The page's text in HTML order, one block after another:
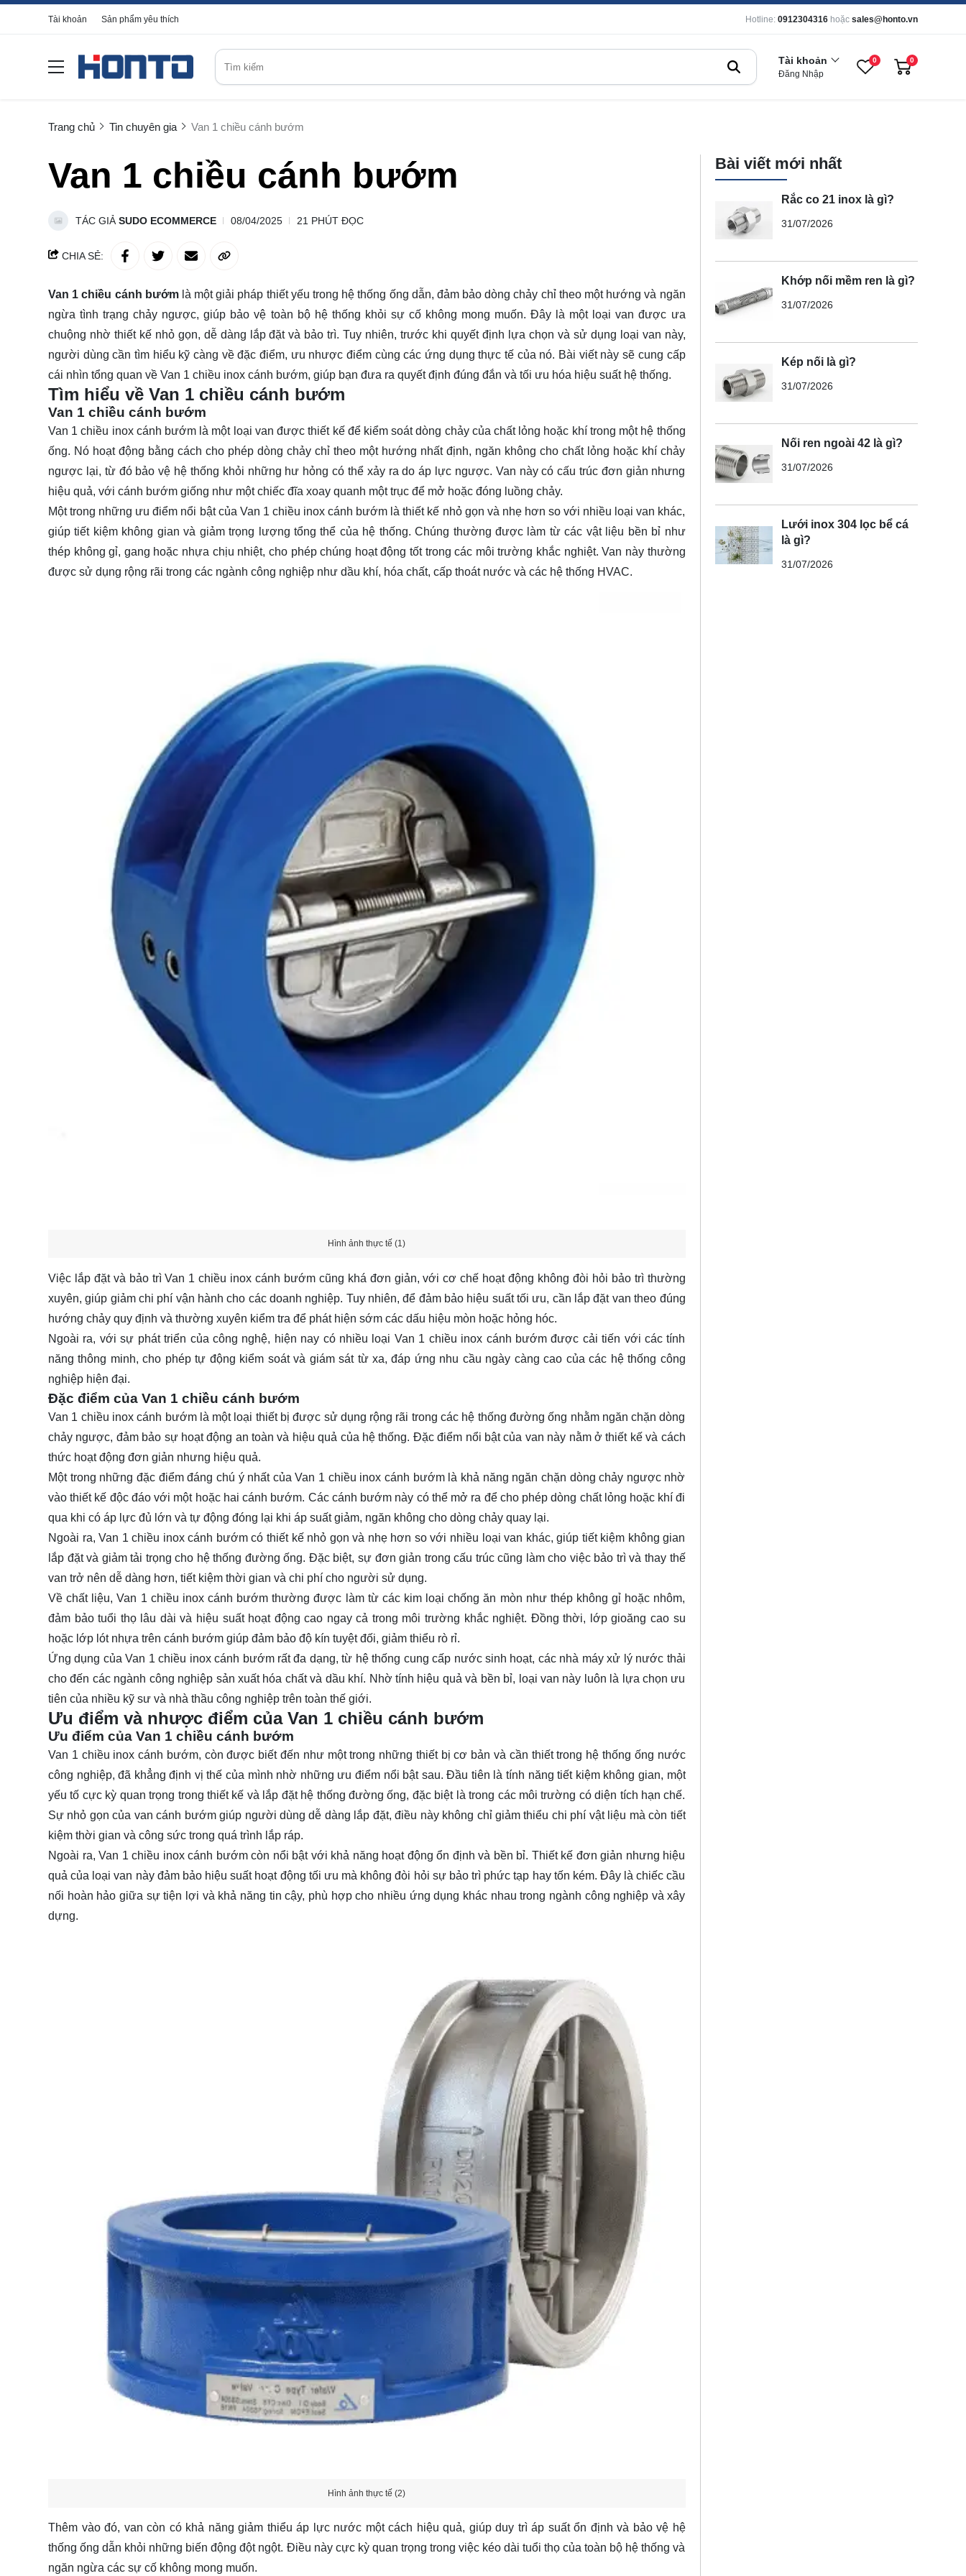
Tài khoản Sản phẩm yêu thích Hotline: 0912304316 hoặc sales@honto.vn
Tài khoản
Đăng Nhập
0 0
Trang chủ Tin chuyên gia Van 1 chiều cánh bướm
Van 1 chiều cánh bướm
TÁC GIẢ SUDO ECOMMERCE 08/04/2025 21 PHÚT ĐỌC
CHIA SẺ:
Van 1 chiều cánh bướmlà một giải pháp thiết yếu trong hệ thống ống dẫn, đảm bảo dòng chảy chỉ theo một hướng và ngăn
ngừa tình trạng chảy ngược, giúp bảo vệ toàn bộ hệ thống khỏi sự cố không mong muốn. Đây là một loại van được ưa
chuộng nhờ thiết kế nhỏ gọn, dễ dàng lắp đặt và bảo trì. Tuy nhiên, trước khi quyết định lựa chọn và sử dụng loại van này,
người dùng cần tìm hiểu kỹ càng về đặc điểm, ưu nhược điểm cùng các ứng dụng thực tế của nó. Bài viết này sẽ cung cấp
cái nhìn tổng quan về Van 1 chiều inox cánh bướm, giúp bạn đưa ra quyết định đúng đắn và tối ưu hóa hiệu suất hệ thống.
Tìm hiểu về Van 1 chiều cánh bướm
Van 1 chiều cánh bướm
Van 1 chiều inox cánh bướm là một loại van được thiết kế để kiểm soát dòng chảy của chất lỏng hoặc khí trong một hệ thống
ống. Nó hoạt động bằng cách cho phép dòng chảy chỉ theo một hướng nhất định, ngăn không cho chất lỏng hoặc khí chảy
ngược lại, từ đó bảo vệ hệ thống khỏi những hư hỏng có thể xảy ra do áp lực ngược. Van này có cấu trúc đơn giản nhưng
hiệu quả, với cánh bướm giống như một chiếc đĩa xoay quanh một trục để mở hoặc đóng luồng chảy.
Một trong những ưu điểm nổi bật của Van 1 chiều inox cánh bướm là thiết kế nhỏ gọn và nhẹ hơn so với nhiều loại van khác,
giúp tiết kiệm không gian và giảm trọng lượng tổng thể của hệ thống. Chúng thường được làm từ các vật liệu bền bỉ như
thép không gỉ, gang hoặc nhựa chịu nhiệt, cho phép chúng hoạt động tốt trong các môi trường khắc nghiệt. Van này thường
được sử dụng rộng rãi trong các ngành công nghiệp như dầu khí, hóa chất, cấp thoát nước và các hệ thống HVAC.
Hình ảnh thực tế (1)
Việc lắp đặt và bảo trì Van 1 chiều inox cánh bướm cũng khá đơn giản, với cơ chế hoạt động không đòi hỏi bảo trì thường
xuyên, giúp giảm chi phí vận hành cho các doanh nghiệp. Tuy nhiên, để đảm bảo hiệu suất tối ưu, cần lắp đặt van theo đúng
hướng chảy quy định và thường xuyên kiểm tra để phát hiện sớm các dấu hiệu mòn hoặc hỏng hóc.
Ngoài ra, với sự phát triển của công nghệ, hiện nay có nhiều loại Van 1 chiều inox cánh bướm được cải tiến với các tính
năng thông minh, cho phép tự động kiểm soát và giám sát từ xa, đáp ứng nhu cầu ngày càng cao của các hệ thống công
nghiệp hiện đại.
Đặc điểm của Van 1 chiều cánh bướm
Van 1 chiều inox cánh bướm là một loại thiết bị được sử dụng rộng rãi trong các hệ thống đường ống nhằm ngăn chặn dòng
chảy ngược, đảm bảo sự hoạt động an toàn và hiệu quả của hệ thống. Đặc điểm nổi bật của van này nằm ở thiết kế và cách
thức hoạt động đơn giản nhưng hiệu quả.
Một trong những đặc điểm đáng chú ý nhất của Van 1 chiều inox cánh bướm là khả năng ngăn chặn dòng chảy ngược nhờ
vào thiết kế độc đáo với một hoặc hai cánh bướm. Các cánh bướm này có thể mở ra để cho phép dòng chất lỏng hoặc khí đi
qua khi có áp lực đủ lớn và tự động đóng lại khi áp suất giảm, ngăn không cho dòng chảy quay lại.
Ngoài ra, Van 1 chiều inox cánh bướm có thiết kế nhỏ gọn và nhẹ hơn so với nhiều loại van khác, giúp tiết kiệm không gian
lắp đặt và giảm tải trọng cho hệ thống đường ống. Đặc biệt, sự đơn giản trong cấu trúc cũng làm cho việc bảo trì và thay thế
van trở nên dễ dàng hơn, tiết kiệm thời gian và chi phí cho người sử dụng.
Về chất liệu, Van 1 chiều inox cánh bướm thường được làm từ các kim loại chống ăn mòn như thép không gỉ hoặc nhôm,
đảm bảo tuổi thọ lâu dài và hiệu suất hoạt động cao ngay cả trong môi trường khắc nghiệt. Đồng thời, lớp gioăng cao su
hoặc lớp lót nhựa trên cánh bướm giúp đảm bảo độ kín tuyệt đối, giảm thiểu rò rỉ.
Ứng dụng của Van 1 chiều inox cánh bướm rất đa dạng, từ hệ thống cung cấp nước sinh hoạt, các nhà máy xử lý nước thải
cho đến các ngành công nghiệp sản xuất hóa chất và dầu khí. Nhờ tính hiệu quả và bền bỉ, loại van này luôn là lựa chọn ưu
tiên của nhiều kỹ sư và nhà thầu công nghiệp trên toàn thế giới.
Ưu điểm và nhược điểm của Van 1 chiều cánh bướm
Ưu điểm của Van 1 chiều cánh bướm
Van 1 chiều inox cánh bướm, còn được biết đến như một trong những thiết bị cơ bản và cần thiết trong hệ thống ống nước
công nghiệp, đã khẳng định vị thế của mình nhờ những ưu điểm nổi bật sau. Đầu tiên là tính năng tiết kiệm không gian, một
yếu tố cực kỳ quan trọng trong thiết kế và lắp đặt hệ thống đường ống, đặc biệt là trong các môi trường có diện tích hạn chế.
Sự nhỏ gọn của van cánh bướm giúp người dùng dễ dàng lắp đặt, điều này không chỉ giảm thiểu chi phí vật liệu mà còn tiết
kiệm thời gian và công sức trong quá trình lắp ráp.
Ngoài ra, Van 1 chiều inox cánh bướm còn nổi bật với khả năng hoạt động ổn định và bền bỉ. Thiết kế đơn giản nhưng hiệu
quả của loại van này đảm bảo hiệu suất hoạt động tối ưu mà không đòi hỏi sự bảo trì phức tạp hay tốn kém. Đây là chiếc cầu
nối hoàn hảo giữa sự tiện lợi và khả năng tin cậy, phù hợp cho nhiều ứng dụng khác nhau trong ngành công nghiệp và xây
dựng.
Hình ảnh thực tế (2)
Thêm vào đó, van còn có khả năng giảm thiểu áp lực nước một cách hiệu quả, giúp duy trì áp suất ổn định và bảo vệ hệ
thống ống dẫn khỏi những biến động đột ngột. Điều này cực kỳ quan trọng trong việc kéo dài tuổi thọ của toàn bộ hệ thống và
ngăn ngừa các sự cố không mong muốn.
Bài viết mới nhất
Rắc co 21 inox là gì?
31/07/2026
Khớp nối mềm ren là gì?
31/07/2026
Kép nối là gì?
31/07/2026
Nối ren ngoài 42 là gì?
31/07/2026
Lưới inox 304 lọc bể cá
là gì?
31/07/2026